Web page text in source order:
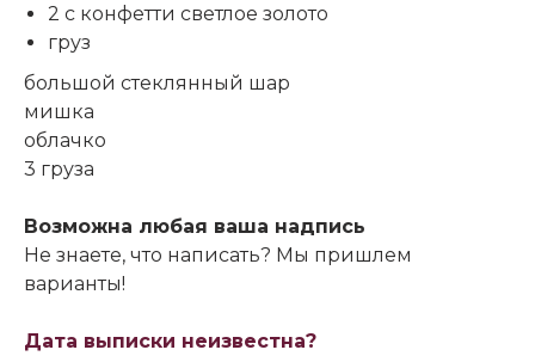
2 с конфетти светлое золото
груз
большой стеклянный шар
мишка
облачко
3 груза
Возможна любая ваша надпись
Не знаете, что написать? Мы пришлем
варианты!
Дата выписки неизвестна?